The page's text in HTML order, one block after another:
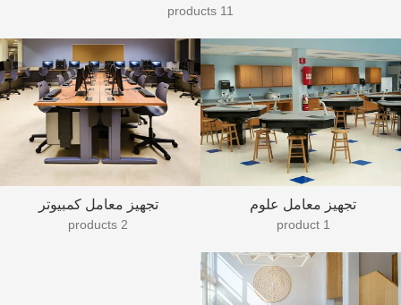
11 products
تجهيز معامل علوم
1 product
تجهيز معامل كمبيوتر
2 products